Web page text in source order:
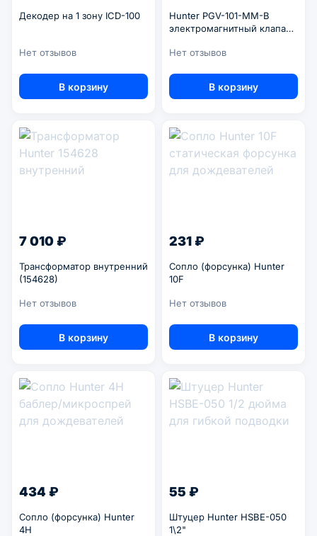
Декодер на 1 зону ICD-100
Нет отзывов
В корзину
Hunter PGV-101-MM-B
электромагнитный клапан
Нет отзывов
В корзину
7 010 ₽
Трансформатор внутренний
(154628)
Нет отзывов
В корзину
231 ₽
Сопло (форсунка) Hunter
10F
Нет отзывов
В корзину
434 ₽
Сопло (форсунка) Hunter
4H
55 ₽
Штуцер Hunter HSBE-050
1\2"